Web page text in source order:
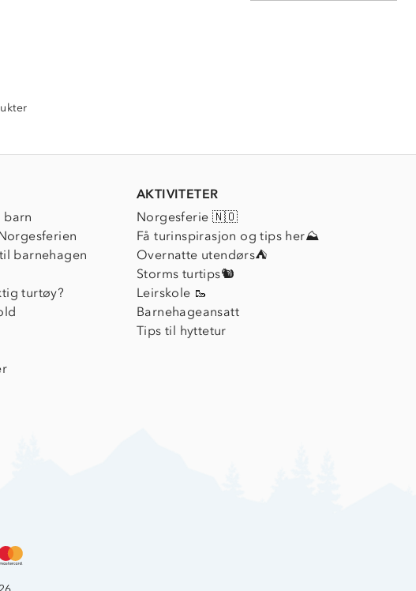
barn
barnehagen
turtøy?
AKTIVITETER
Norgesferie 🇳🇴
Få turinspirasjon og tips her⛰
Overnatte utendørs⛺
Storms turtips🐿️
Leirskole 🥾
Barnehageansatt
Tips til hyttetur